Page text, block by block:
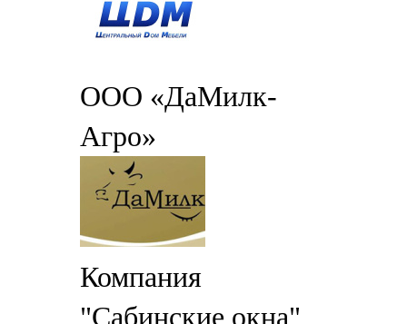
ООО «ДаМилк-
Агро»
Компания
"Сабинские окна"